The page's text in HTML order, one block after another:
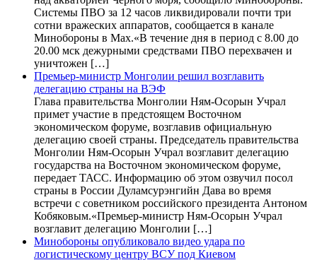
Системы ПВО за 12 часов ликвидировали почти три
сотни вражеских аппаратов, сообщается в канале
Минобороны в Max.«В течение дня в период с 8.00 до
20.00 мск дежурными средствами ПВО перехвачен и
уничтожен […]
Премьер-министр Монголии решил возглавить
делегацию страны на ВЭФ
Глава правительства Монголии Ням-Осорын Учрал
примет участие в предстоящем Восточном
экономическом форуме, возглавив официальную
делегацию своей страны. Председатель правительства
Монголии Ням-Осорын Учрал возглавит делегацию
государства на Восточном экономическом форуме,
передает ТАСС. Информацию об этом озвучил посол
страны в России Дуламсурэнгийн Дава во время
встречи с советником российского президента Антоном
Кобяковым.«Премьер-министр Ням-Осорын Учрал
возглавит делегацию Монголии […]
Минобороны опубликовало видео удара по
логистическому центру ВСУ под Киевом